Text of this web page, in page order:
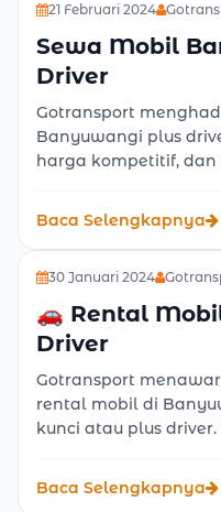
21 Februari 2024
Sewa Mobil
Driver
Gotransport
Banyuwangi plus
harga kompetitif,
keluarga dengan
dengan sopir.
Baca Selengkapnya
30 Januari 2024
🚗 Rental
Driver
Gotransport
rental mobil di
kunci atau plus
maupun perjalanan
pelayanan
Baca Selengkapnya